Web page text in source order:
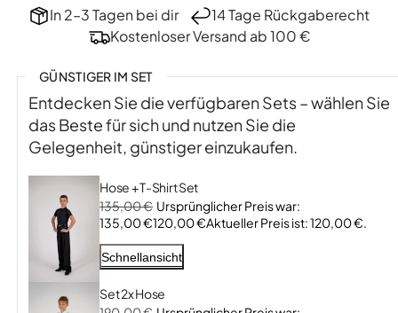
In 2–3 Tagen bei dir
14 Tage Rückgaberecht
Kostenloser Versand ab 100 €
GÜNSTIGER IM SET
Entdecken Sie die verfügbaren Sets – wählen Sie
das Beste für sich und nutzen Sie die
Gelegenheit, günstiger einzukaufen.
Hose + T-Shirt Set
135,00€ Ursprünglicher Preis war:
135,00 €120,00€Aktueller Preis ist: 120,00 €.
Schnellansicht
Set 2x Hose